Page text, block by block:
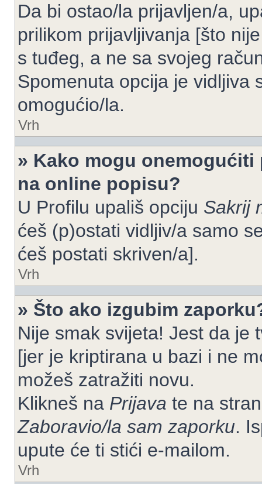
Da bi ostao/la prijavljen/a,
prilikom prijavljivanja [što
s tuđeg, a ne sa svojeg
Spomenuta opcija je vidljiva
omogućio/la.
Vrh
» Kako mogu
na online popisu?
U Profilu upališ opciju Sakrij
ćeš (p)ostati vidljiv/a samo
ćeš postati skriven/a].
Vrh
» Što ako izgubim
Nije smak svijeta! Jest da je
[jer je kriptirana u bazi i ne
možeš zatražiti novu.
Klikneš na Prijava te na
Zaboravio/la sam zaporku.
upute će ti stići e-mailom.
Vrh